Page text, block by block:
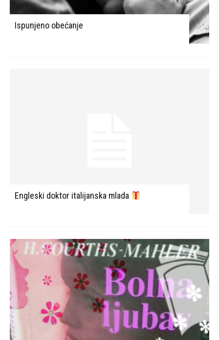
Ispunjeno obećanje
Engleski doktor italijanska mlada